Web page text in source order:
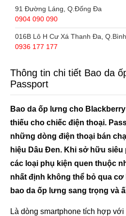
91 Đường Láng, Q.Đống Đa
0904 090 090
016B Lô H Cư Xá Thanh Đa,
0936 177 177
Thông tin chi tiết Bao da
Passport
Bao da ốp lưng cho
thiếu cho chiếc điện thoại.
những dòng điện thoại bán
hiệu Dâu Đen. Khi sở hữu siêu
các loại phụ kiện quen thuộc
nhất định không thể bỏ qua
bao da ốp lưng sang trọng và
Là dòng smartphone tích hợp